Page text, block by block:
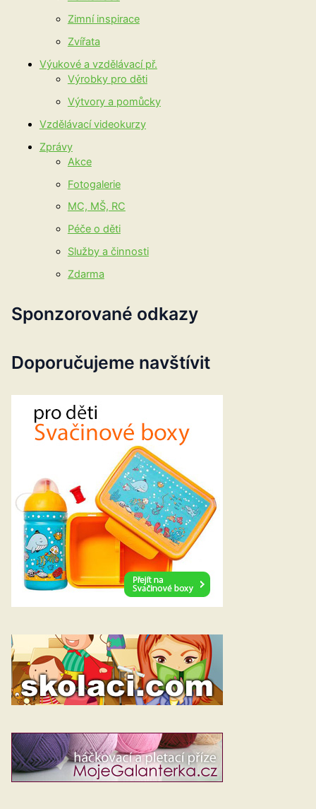
Zimní inspirace
Zvířata
Výukové a vzdělávací př.
Výrobky pro děti
Výtvory a pomůcky
Vzdělávací videokurzy
Zprávy
Akce
Fotogalerie
MC, MŠ, RC
Péče o děti
Služby a činnosti
Zdarma
Sponzorované odkazy
Doporučujeme navštívit